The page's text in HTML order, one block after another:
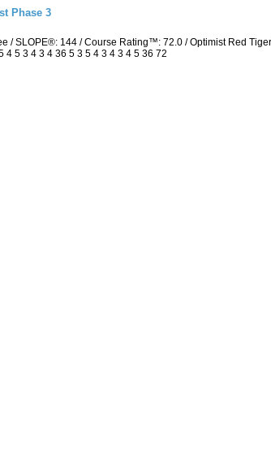
Phase 3
/ SLOPE®: 144 / Course Rating™: 72.0 / Optimist Red
4 5 3 4 3 4 36 5 3 5 4 3 4 3 4 5 36 72